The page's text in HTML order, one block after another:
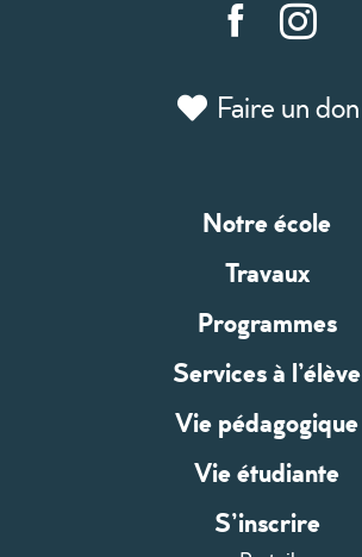
Faire un don
Notre école
Travaux
Programmes
Services à l’élève
Vie pédagogique
Vie étudiante
S’inscrire